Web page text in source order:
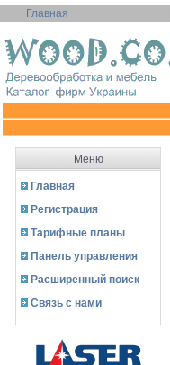
Главная
Меню
Главная
Регистрация
Тарифные планы
Панель управления
Расширенный поиск
Связь с нами